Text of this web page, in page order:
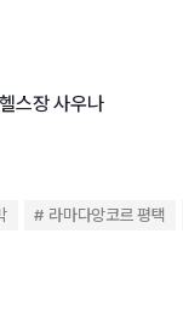
스장 사우나
라마다앙코르 평택